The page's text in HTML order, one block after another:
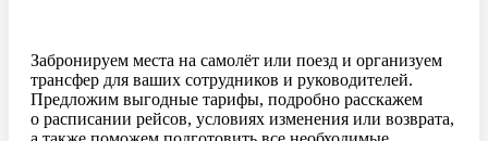
Забронируем места на самолёт или поезд и организуем
трансфер для ваших сотрудников и руководителей.
Предложим выгодные тарифы, подробно расскажем
о расписании рейсов, условиях изменения или возврата,